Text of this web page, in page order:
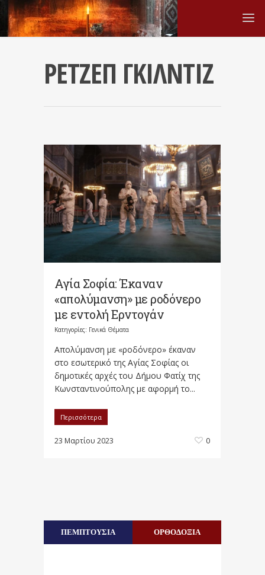
ΡΕΤΖΕΠ ΓΚΙΛΝΤΙΖ
Αγία Σοφία: Έκαναν
«απολύμανση» με ροδόνερο
με εντολή Ερντογάν
Κατηγορίες: Γενικά Θέματα
Απολύμανση με «ροδόνερο» έκαναν
στο εσωτερικό της Αγίας Σοφίας οι
δημοτικές αρχές του Δήμου Φατίχ της
Κωνσταντινούπολης με αφορμή το...
Περισσότερα
23 Μαρτίου 2023 0
ΠΕΜΠΤΟΥΣΙΑ ΟΡΘΟΔΟΞΙΑ